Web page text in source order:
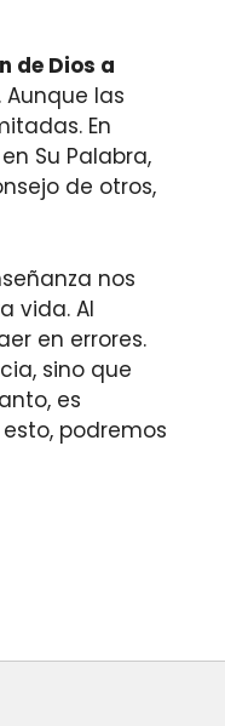
de Dios a
las
En
Su Palabra,
de otros,
nos
vida. Al
en errores.
sino que
es
podremos